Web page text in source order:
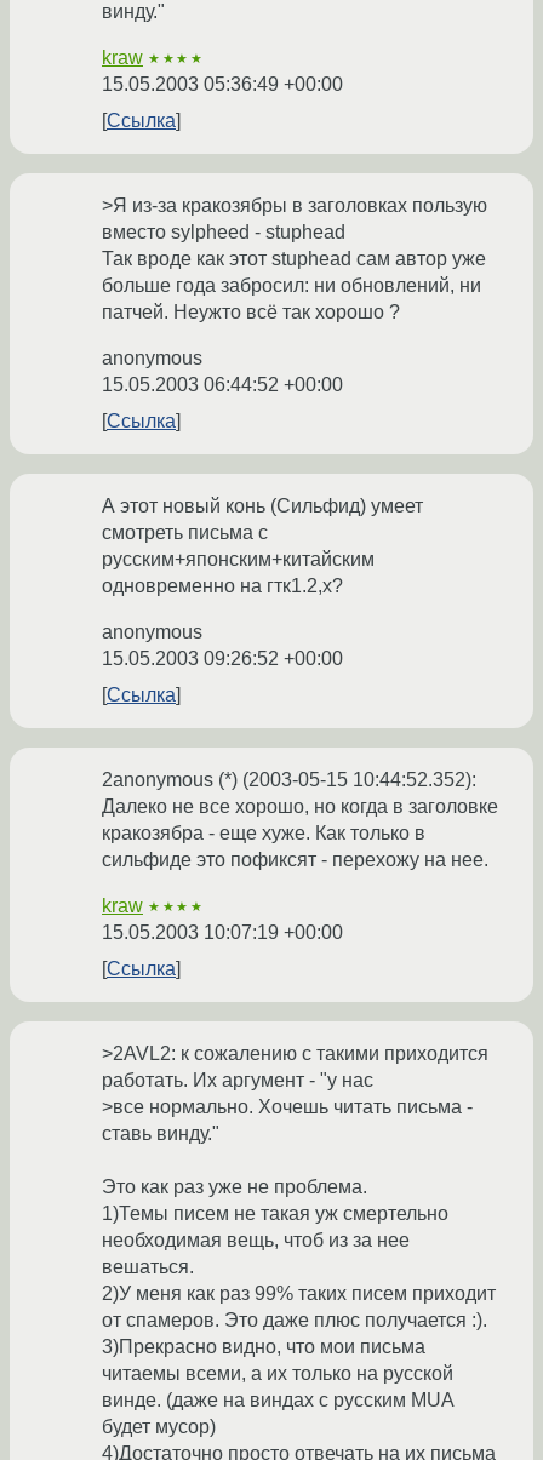
винду."
kraw ★★★★
15.05.2003 05:36:49 +00:00
Ссылка
>Я из-за кракозябры в заголовках пользую
вместо sylpheed - stuphead
Так вроде как этот stuphead сам автор уже
больше года забросил: ни обновлений, ни
патчей. Неужто всё так хорошо ?
anonymous
15.05.2003 06:44:52 +00:00
Ссылка
А этот новый конь (Сильфид) умеет
смотреть письма с
русским+японским+китайским
одновременно на гтк1.2,х?
anonymous
15.05.2003 09:26:52 +00:00
Ссылка
2anonymous (*) (2003-05-15 10:44:52.352):
Далеко не все хорошо, но когда в заголовке
кракозябра - еще хуже. Как только в
сильфиде это пофиксят - перехожу на нее.
kraw ★★★★
15.05.2003 10:07:19 +00:00
Ссылка
>2AVL2: к сожалению с такими приходится
работать. Их аргумент - "у нас
>все нормально. Хочешь читать письма -
ставь винду."
Это как раз уже не проблема.
1)Темы писем не такая уж смертельно
необходимая вещь, чтоб из за нее
вешаться.
2)У меня как раз 99% таких писем приходит
от спамеров. Это даже плюс получается :).
3)Прекрасно видно, что мои письма
читаемы всеми, а их только на русской
винде. (даже на виндах с русским MUA
будет мусор)
4)Достаточно просто отвечать на их письма